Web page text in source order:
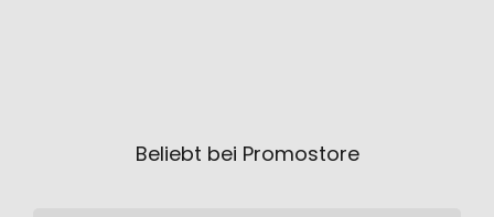
Beliebt bei Promostore